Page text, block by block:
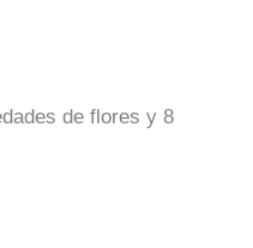
de flores y 8